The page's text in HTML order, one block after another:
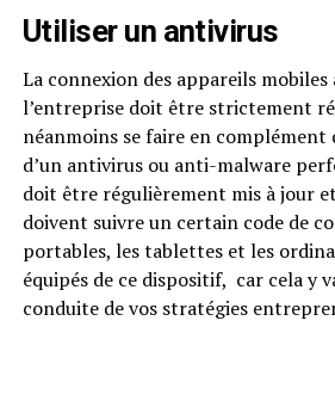
Utiliser un antivirus
La connexion des appareils mobiles
l’entreprise doit être strictement
néanmoins se faire en
d’un antivirus ou anti-malware
doit être régulièrement mis à jour
doivent suivre un certain code de
portables, les tablettes et les
équipés de ce dispositif, car cela y
conduite de vos stratégies